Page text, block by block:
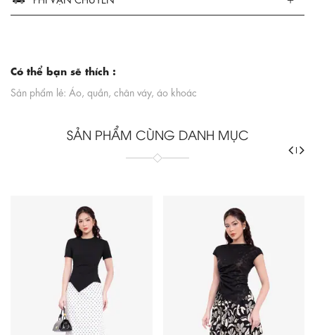
Có thể bạn sẽ thích :
Sản phẩm lẻ: Áo, quần, chân váy, áo khoác
SẢN PHẨM CÙNG DANH MỤC